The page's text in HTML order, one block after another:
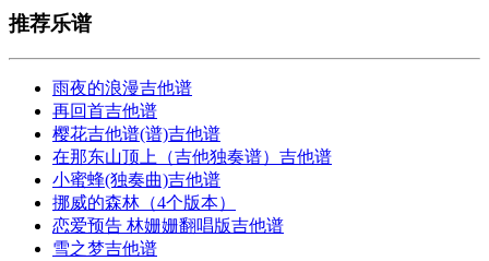
推荐乐谱
雨夜的浪漫吉他谱
再回首吉他谱
樱花吉他谱(谱)吉他谱
在那东山顶上（吉他独奏谱）吉他谱
小蜜蜂(独奏曲)吉他谱
挪威的森林（4个版本）
恋爱预告 林姗姗翻唱版吉他谱
雪之梦吉他谱